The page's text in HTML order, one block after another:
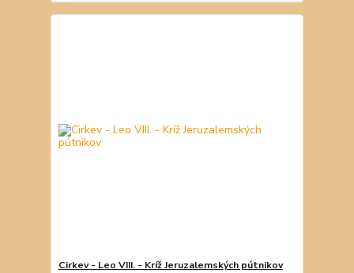
Cirkev - Leo VIII. - Kríž Jeruzalemských pútnikov